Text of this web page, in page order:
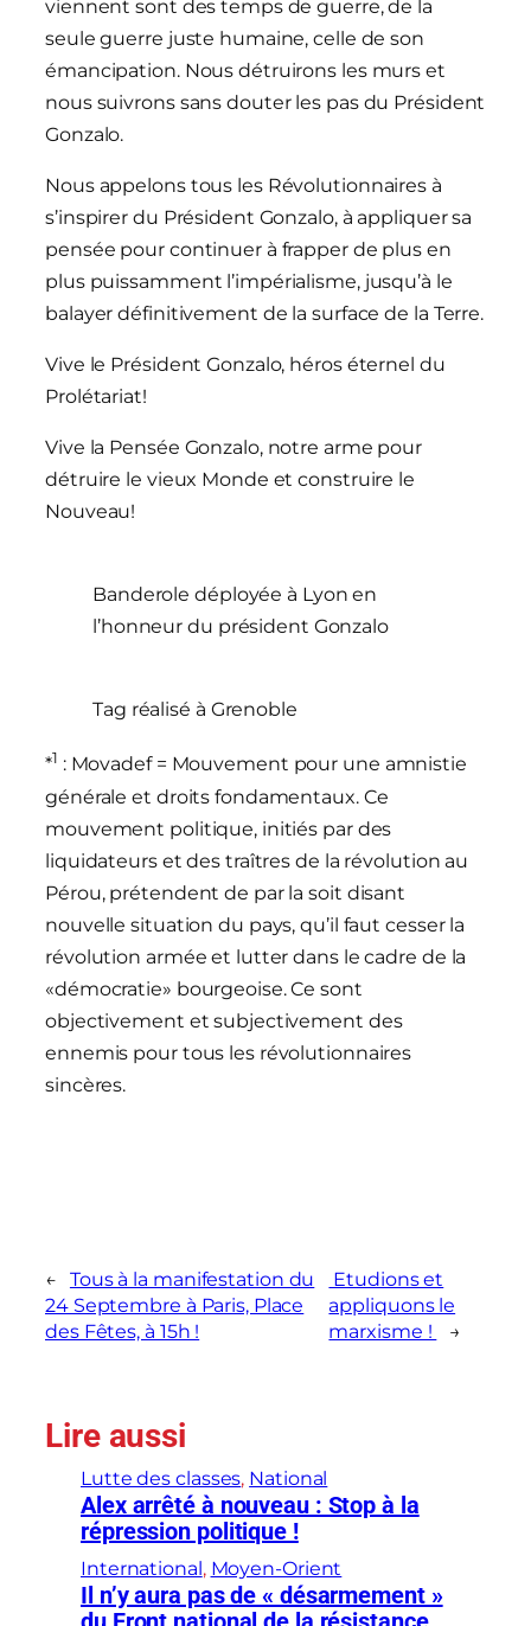
viennent sont des temps de guerre, de la
seule guerre juste humaine, celle de son
émancipation. Nous détruirons les murs et
nous suivrons sans douter les pas du Président
Gonzalo.
Nous appelons tous les Révolutionnaires à
s’inspirer du Président Gonzalo, à appliquer sa
pensée pour continuer à frapper de plus en
plus puissamment l’impérialisme, jusqu’à le
balayer définitivement de la surface de la Terre.
Vive le Président Gonzalo, héros éternel du
Prolétariat!
Vive la Pensée Gonzalo, notre arme pour
détruire le vieux Monde et construire le
Nouveau!
Banderole déployée à Lyon en
l’honneur du président Gonzalo
Tag réalisé à Grenoble
*1 : Movadef = Mouvement pour une amnistie
générale et droits fondamentaux. Ce
mouvement politique, initiés par des
liquidateurs et des traîtres de la révolution au
Pérou, prétendent de par la soit disant
nouvelle situation du pays, qu’il faut cesser la
révolution armée et lutter dans le cadre de la
«démocratie» bourgeoise. Ce sont
objectivement et subjectivement des
ennemis pour tous les révolutionnaires
sincères.
←
Tous à la manifestation du
24 Septembre à Paris, Place
des Fêtes, à 15h !
Etudions et
appliquons le
marxisme !
→
Lire aussi
Lutte des classes, National
Alex arrêté à nouveau : Stop à la
répression politique !
International, Moyen-Orient
Il n’y aura pas de « désarmement »